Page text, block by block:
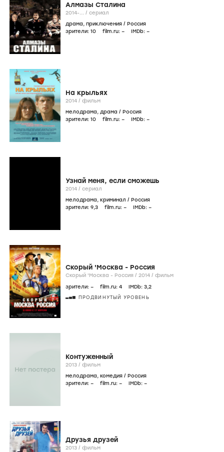
Алмазы Сталина
2014-... / сериал
драма, приключения / Россия
зрители: 10 film.ru: – IMDb: –
На крыльях
2014 / фильм
мелодрама, драма / Россия
зрители: 10 film.ru: – IMDb: –
Узнай меня, если сможешь
2014 / сериал
мелодрама, криминал / Россия
зрители: 9,3 film.ru: – IMDb: –
Скорый 'Москва - Россия
Скорый 'Москва - Россия / 2014 / фильм
зрители: – film.ru: 4 IMDb: 3,2
ПРОДВИНУТЫЙ УРОВЕНЬ
Контуженный
2013 / фильм
мелодрама, комедия / Россия
зрители: – film.ru: – IMDb: –
Друзья друзей
2013 / фильм